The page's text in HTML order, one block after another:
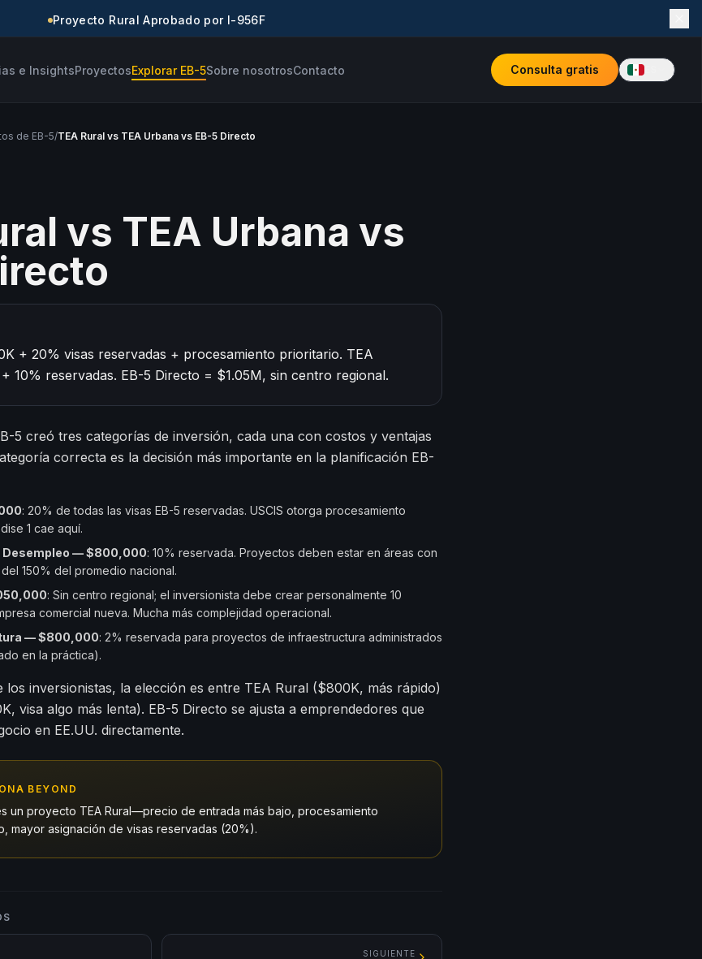
Proyecto Rural Aprobado por I-956F
e InsightsProyectosExplorar EB-5Sobre nosotrosContacto Consulta gratis
de EB-5/TEA Rural vs TEA Urbana vs EB-5 Directo
vs TEA Urbana vs
+ 20% visas reservadas + procesamiento prioritario. TEA
10% reservadas. EB-5 Directo = $1.05M, sin centro regional.
5 creó tres categorías de inversión, cada una con costos y ventajas
correcta es la decisión más importante en la planificación EB-
: 20% de todas las visas EB-5 reservadas. USCIS otorga procesamiento
1 cae aquí.
Desempleo — $800,000: 10% reservada. Proyectos deben estar en áreas con
150% del promedio nacional.
: Sin centro regional; el inversionista debe crear personalmente 10
comercial nueva. Mucha más complejidad operacional.
— $800,000: 2% reservada para proyectos de infraestructura administrados
en la práctica).
los inversionistas, la elección es entre TEA Rural ($800K, más rápido)
visa algo más lenta). EB-5 Directo se ajusta a emprendedores que
en EE.UU. directamente.
BEYOND
un proyecto TEA Rural—precio de entrada más bajo, procesamiento
mayor asignación de visas reservadas (20%).
SIGUIENTE